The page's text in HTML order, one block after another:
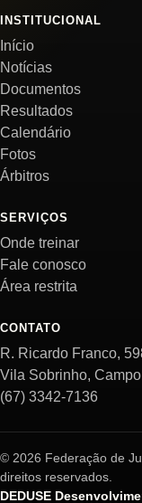
INSTITUCIONAL
Início
Notícias
Documentos
Resultados
Calendário
Fotos
Árbitros
SERVIÇOS
Onde treinar
Fale conosco
Área restrita
CONTATO
R. Ricardo Franco,
Vila Sobrinho,
(67) 3342-7136
© 2026 Federação de
direitos reservados.
DEDUSE